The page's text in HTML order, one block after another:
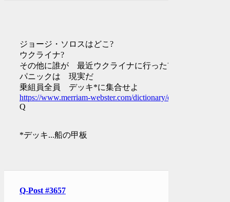
ジョージ・ソロスはどこ?
ウクライナ?
その他に誰が 最近ウクライナに行った?
パニックは 現実だ
乗組員全員 デッキ*に集合せよ
https://www.merriam-webster.com/dictionary/evil
Q
*デッキ...船の甲板
Q-Post #3657